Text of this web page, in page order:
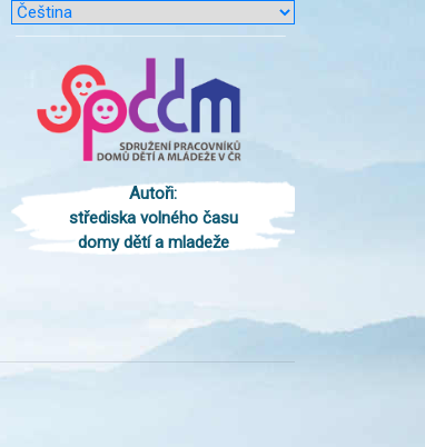
Autoři:
střediska volného času
domy dětí a mladeže